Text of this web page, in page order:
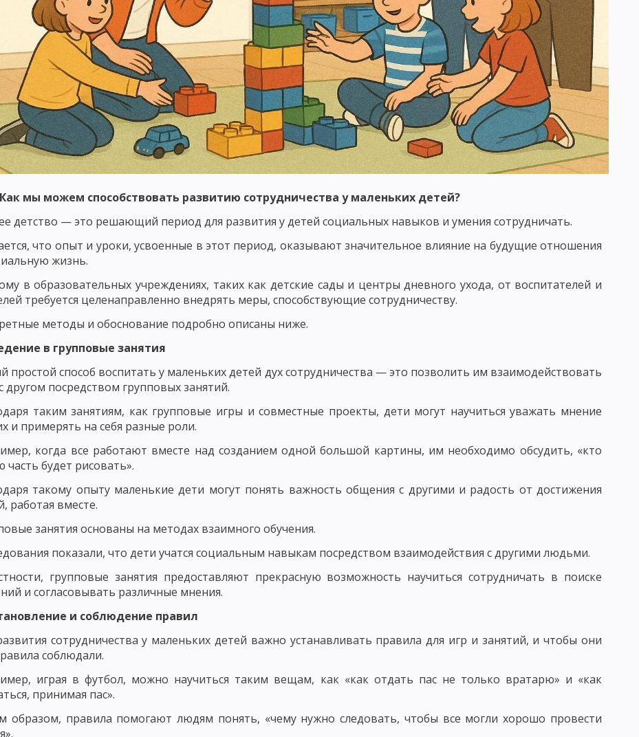
ИНЦИДЕНТОВ, МЕТОД КОНФЛИКТОВ, МЕТОД «ЛАБИРИНТА ДЕЙСТВИЙ», МЕТОД ПОСЛЕДОВАТЕЛЬНЫХ СИТУАЦИЙ
СТОЛА В ОБУЧЕНИИ ЛЕКЦИОННЫЙ МЕТОД ОБУЧЕНИЯ НЕТРАДИЦИОННЫЕ СЕМИНАРСКИЕ ЗАНЯТИЯ
МЕТОДЫ ОБУЧЕНИЯ ПОНЯТИЕ О ФОРМАХ ОРГАНИЗАЦИИ ОБУЧЕНИЯ ВИДЫ ОРГАНИЗАЦИОННЫХ ФОРМ ОБУЧЕНИЯ
ТИПЫ И СТРУКТУРА ВОСПИТАТЕЛЬНЫЕ, РАЗВИВАЮЩИЕ И ДИДАКТИЧЕСКИЕ ТРЕБОВАНИЯ К УРОКУ
КОНТРОЛЬ КАК ПЕДАГОГИЧЕСКОЕ ПОНЯТИЕ ФУНКЦИИ, ПРИНЦИПЫ И КРИТЕРИИ ПЕДАГОГИЧЕСКОГО КОНТРОЛЯ
УЧАЩИХСЯ ОЦЕНКА ЗНАНИЙ, НАВЫКОВ И УМЕНИЙ
КАК ОБЩЕСТВЕННО-ИСТОРИЧЕСКОГО ЯВЛЕНИЯ
НАВЫКИ, ПРИВЫЧКИ, ЭМОЦИИ, ЧУВСТВА, МОТИВЫ
ОСНОВНЫЕ ПРИЗНАКИ ПРОЦЕССА ВОСПИТАНИЯ. ОСНОВНЫЕ ФУНКЦИИ ВОСПИТАТЕЛЯ
КАК СУБЪЕКТ ВОСПИТАТЕЛЬНОГО ПРОЦЕССА МОДЕЛЬ ПРОЦЕССА ВОСПИТАНИЯ И ХАРАКТЕРИСТИКА ЕЕ СОСТАВЛЯЮЩИХ
ПРОЦЕССА СОДЕРЖАТЕЛЬНЫЙ И ПРОЦЕССУАЛЬНЫЙ КОМПОНЕНТЫ ВОСПИТАТЕЛЬНОГО ПРОЦЕССА
ПРОЦЕССА РЕЗУЛЬТАТИВНЫЙ КОМПОНЕНТ УЧЕБНОГО ПРОЦЕССА. ВОСПИТАННОСТЬ, ЕЕ УРОВНИ И КРИТЕРИИ
ВОСПИТАНИЯ В ОБЩЕСТВЕ ВНЕШНИЕ И ВНУТРЕННИЕ ЗАКОНОМЕРНОСТИ ПРОЦЕССА ВОСПИТАНИЯ
В ВОСПИТАНИИ ПРИНЦИП ВОСПИТАНИЯ В ТРУДЕ
ВЗАИМООТНОШЕНИЙ
И КОНКРЕТНОСТИ ВОСПИТАТЕЛЬНЫХ МЕРОПРИЯТИЙ ПРИНЦИП ОПТИМИЗАЦИИ ВОСПИТАТЕЛЬНОГО ПРОЦЕССА
И УВАЖЕНИЕМ К ЛИЧНОСТИ ВОСПИТАННИКА
ИХ ДЕЯТЕЛЬНОСТИ ПРИНЦИП СОЗНАТЕЛЬНОСТИ, САМОДЕЯТЕЛЬНОСТИ И АКТИВНОСТИ ВОСПИТАННИКОВ
ОБЩИЕ ПРИНЦИПЫ НАЦИОНАЛЬНОГО ВОСПИТАНИЯ
ВОСПИТАНИЯ МЕТОДЫ НЕПОСРЕДСТВЕННОГО ВОСПИТАТЕЛЬНОГО ВОЗДЕЙСТВИЯ
ВОСПИТАТЕЛЬНЫЕ ФУНКЦИИ СОЦИАЛЬНОЙ СРЕДЫ ОБЩЕСТВЕННОЕ МНЕНИЕ
МЕХАНИЗМ ВОЗДЕЙСТВИЯ КОЛЛЕКТИВА НА ЛИЧНОСТЬ СУЩНОСТЬ САМОВОСПИТАНИЯ
РЕКЛАМНЫХ МАТЕРИАЛОВ НА САЙТЕ ПЕДАГОГИКА.ОРГ
Как мы можем способствовать развитию сотрудничества у маленьких детей?
детство — это решающий период для развития у детей социальных навыков и умения сотрудничать.
что опыт и уроки, усвоенные в этот период, оказывают значительное влияние на будущие отношения
жизнь.
в образовательных учреждениях, таких как детские сады и центры дневного ухода, от воспитателей и
требуется целенаправленно внедрять меры, способствующие сотрудничеству.
методы и обоснование подробно описаны ниже.
в групповые занятия
простой способ воспитать у маленьких детей дух сотрудничества — это позволить им взаимодействовать
другом посредством групповых занятий.
таким занятиям, как групповые игры и совместные проекты, дети могут научиться уважать мнение
и примерять на себя разные роли.
когда все работают вместе над созданием одной большой картины, им необходимо обсудить, «кто
часть будет рисовать».
такому опыту маленькие дети могут понять важность общения с другими и радость от достижения
работая вместе.
занятия основаны на методах взаимного обучения.
показали, что дети учатся социальным навыкам посредством взаимодействия с другими людьми.
групповые занятия предоставляют прекрасную возможность научиться сотрудничать в поиске
и согласовывать различные мнения.
и соблюдение правил
сотрудничества у маленьких детей важно устанавливать правила для игр и занятий, и чтобы они
соблюдали.
играя в футбол, можно научиться таким вещам, как «как отдать пас не только вратарю» и «как
принимая пас».
образом, правила помогают людям понять, «чему нужно следовать, чтобы все могли хорошо провести